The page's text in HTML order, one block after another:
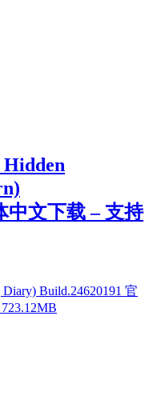
Hidden
中文下载 – 支持